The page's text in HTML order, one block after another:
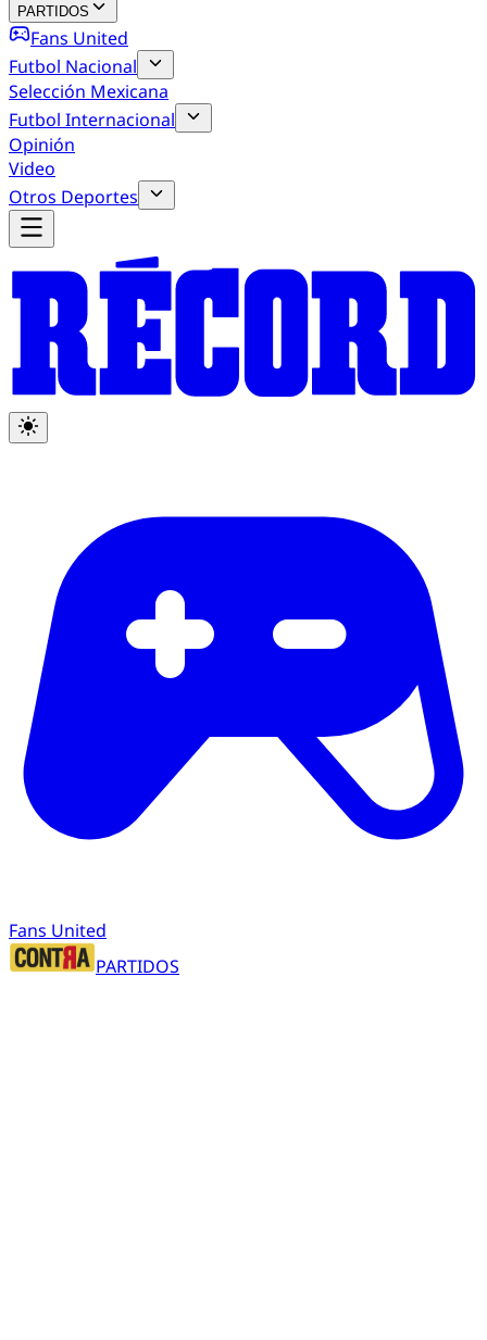
PARTIDOS
Fans United
Futbol Nacional
Selección Mexicana
Futbol Internacional
Opinión
Video
Otros Deportes
Fans United
PARTIDOS